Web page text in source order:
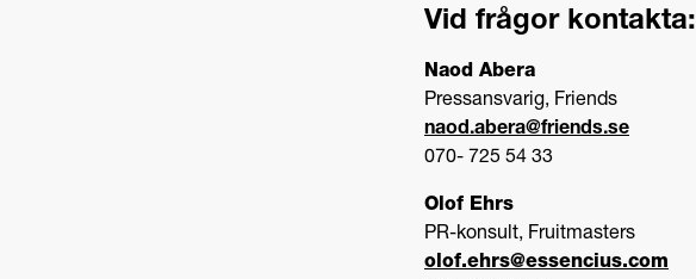
Vid frågor kontakta:
Naod Abera
Pressansvarig, Friends
naod.abera@friends.se
070- 725 54 33
Olof Ehrs
PR-konsult, Fruitmasters
olof.ehrs@essencius.com